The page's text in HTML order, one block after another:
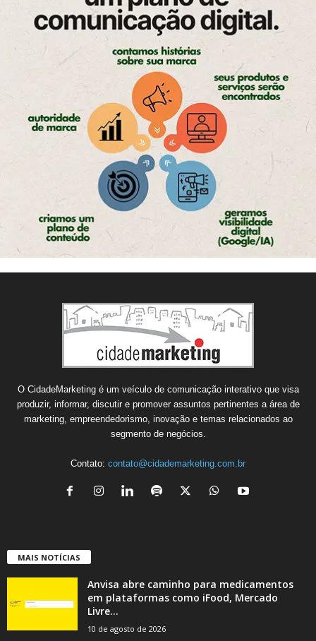
O CidadeMarketing é um veículo de comunicação interativo que visa
produzir, informar, discutir e promover assuntos pertinentes a área de
marketing, empreendedorismo, inovação e temas relacionados ao
segmento de negócios.
Contato: contato@cidademarketing.com.br
MAIS NOTÍCIAS
Anvisa abre caminho para medicamentos
em plataformas como iFood, Mercado
Livre...
10 de agosto de 2026